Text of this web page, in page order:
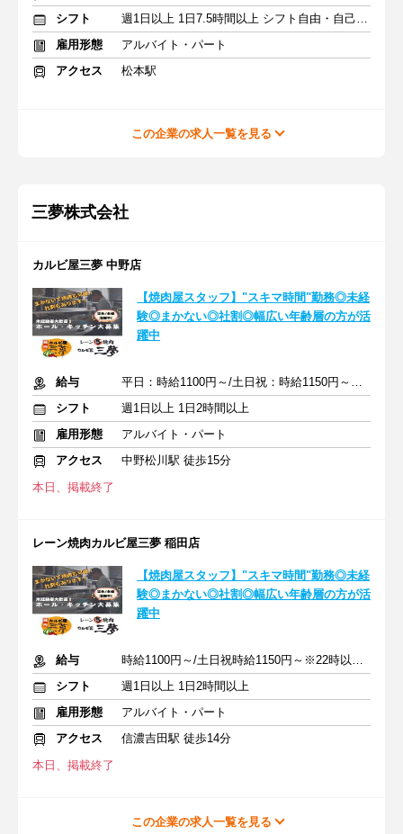
シフト
週1日以上 1日7.5時間以上 シフト自由・自己申告
雇用形態
アルバイト・パート
アクセス
松本駅
この企業の求人一覧を見る
三夢株式会社
カルビ屋三夢 中野店
【焼肉屋スタッフ】"スキマ時間"勤務◎未経
験◎まかない◎社割◎幅広い年齢層の方が活
躍中
給与
平日：時給1100円～/土日祝：時給1150円～※22時以降は時給25%UP
シフト
週1日以上 1日2時間以上
雇用形態
アルバイト・パート
アクセス
中野松川駅 徒歩15分
本日、掲載終了
レーン焼肉カルビ屋三夢 稲田店
【焼肉屋スタッフ】"スキマ時間"勤務◎未経
験◎まかない◎社割◎幅広い年齢層の方が活
躍中
給与
時給1100円～/土日祝時給1150円～※22時以降は25%UP
シフト
週1日以上 1日2時間以上
雇用形態
アルバイト・パート
アクセス
信濃吉田駅 徒歩14分
本日、掲載終了
この企業の求人一覧を見る